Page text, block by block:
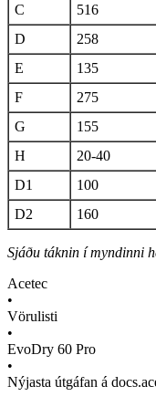
C
516
D
258
E
135
F
275
G
155
H
20-40
D1
100
D2
160
Sjáðu táknin í myndinni
Acetec
•
Vörulisti
•
EvoDry 60 Pro
•
Nýjasta útgáfan á